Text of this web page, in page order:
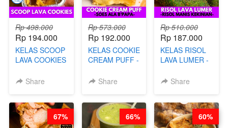
Rp 498.000
Rp 194.000
KELAS SCOOP
LAVA COOKIES
Share
Rp 573.000
Rp 192.000
KELAS COOKIE
CREAM PUFF -
B’PAPA-BY
Share
Rp 510.000
Rp 187.000
KELAS RISOL
LAVA LUMER -
KEKINIAN-BY
Share
67% 66% 60%